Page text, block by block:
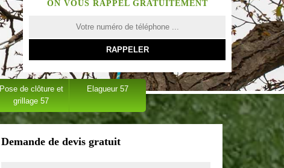
ON VOUS RAPPEL GRATUITEMENT
Pose de clôture et
grillage 57
Elagueur 57
Demande de devis gratuit